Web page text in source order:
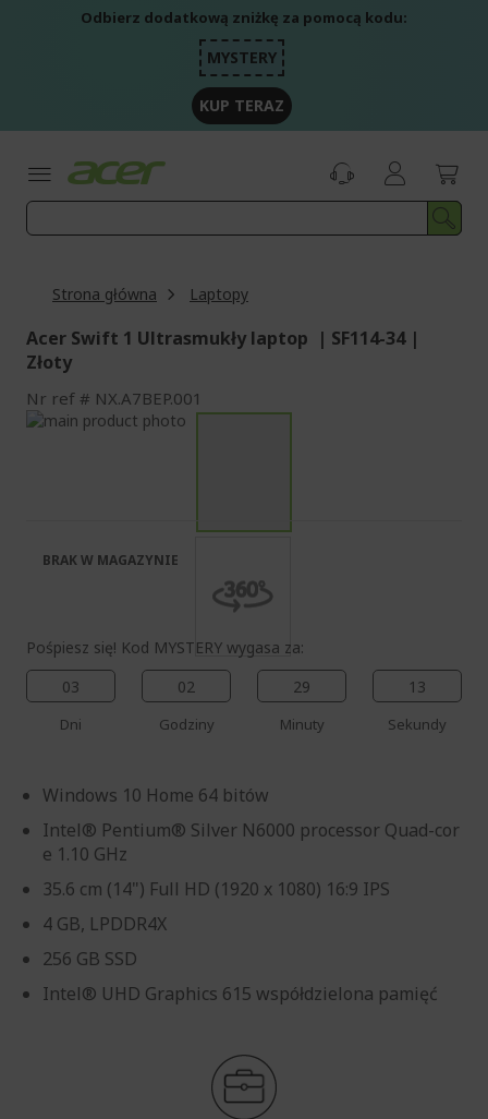
Odbierz dodatkową zniżkę za pomocą kodu:
MYSTERY
KUP TERAZ
Strona główna Laptopy
Acer Swift 1 Ultrasmukły laptop | SF114-34 |
Złoty
Nr ref NX.A7BEP.001
Przejdź
Pośpiesz się! Kod MYSTERY wygasa za:
03
Dni
02
Godziny
29
Minuty
12
Sekundy
Windows 10 Home 64 bitów
Intel® Pentium® Silver N6000 processor Quad-cor
e 1.10 GHz
35.6 cm (14") Full HD (1920 x 1080) 16:9 IPS
4 GB, LPDDR4X
256 GB SSD
Intel® UHD Graphics 615 współdzielona pamięć
BRAK W MAGAZYNIE